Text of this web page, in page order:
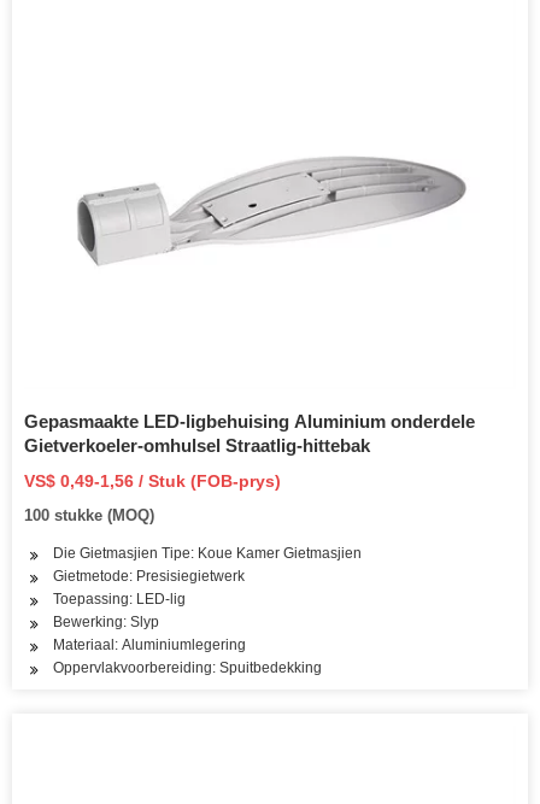
Gepasmaakte LED-ligbehuising Aluminium onderdele
Gietverkoeler-omhulsel Straatlig-hittebak
VS$ 0,49-1,56 / Stuk (FOB-prys)
100 stukke (MOQ)
Die Gietmasjien Tipe: Koue Kamer Gietmasjien
Gietmetode: Presisiegietwerk
Toepassing: LED-lig
Bewerking: Slyp
Materiaal: Aluminiumlegering
Oppervlakvoorbereiding: Spuitbedekking